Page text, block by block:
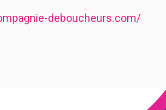
deboucheurs.com/